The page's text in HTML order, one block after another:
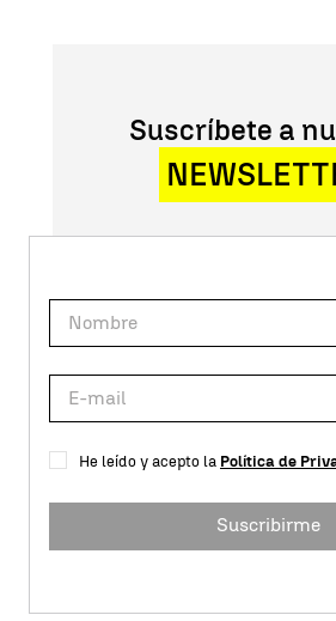
Suscríbete a
He leído y acepto la Política de
Suscribirme